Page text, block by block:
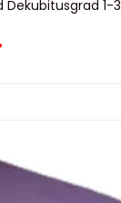
Dekubitusgrad 1-3